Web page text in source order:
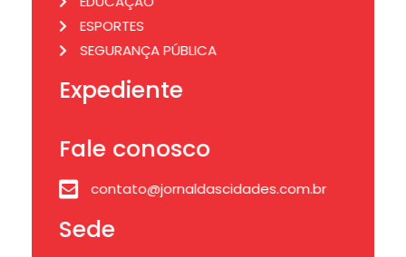
ESPORTES
SEGURANÇA PÚBLICA
Expediente
Fale conosco
contato@jornaldascidades.com.br
Sede